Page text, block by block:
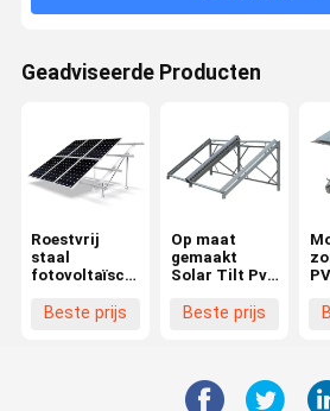
Geadviseerde Producten
Roestvrij
staal
fotovoltaïsche
zonnepaneel
Beste prijs
Op maat
gemaakt
Solar Tilt Pv
Brackets
Beste prijs